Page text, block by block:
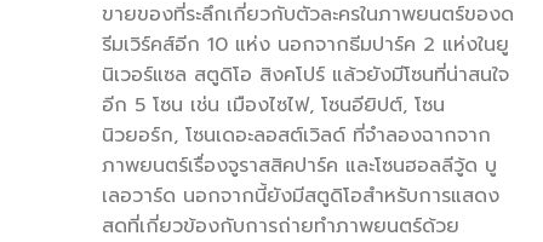
ขายของที่ระลึกเกี่ยวกับตัวละครในภาพยนตร์ของด
รีมเวิร์คส์อีก 10 แห่ง นอกจากธีมปาร์ค 2 แห่งในยู
นิเวอร์แซล สตูดิโอ สิงคโปร์ แล้วยังมีโซนที่น่าสนใจ
อีก 5 โซน เช่น เมืองไซไฟ, โซนอียิปต์, โซน
นิวยอร์ก, โซนเดอะลอสต์เวิลด์ ที่จำลองฉากจาก
ภาพยนตร์เรื่องจูราสสิคปาร์ค และโซนฮอลลีวู้ด บู
เลอวาร์ด นอกจากนี้ยังมีสตูดิโอสำหรับการแสดง
สดที่เกี่ยวข้องกับการถ่ายทำภาพยนตร์ด้วย